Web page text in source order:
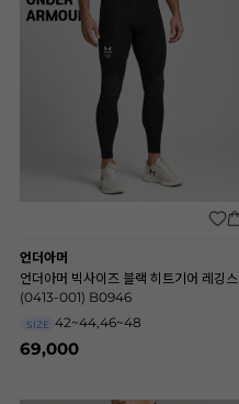
언더아머
언더아머 빅사이즈 블랙 히트기어 레깅스
(0413-001) B0946
SIZE 42~44,46~48
69,000